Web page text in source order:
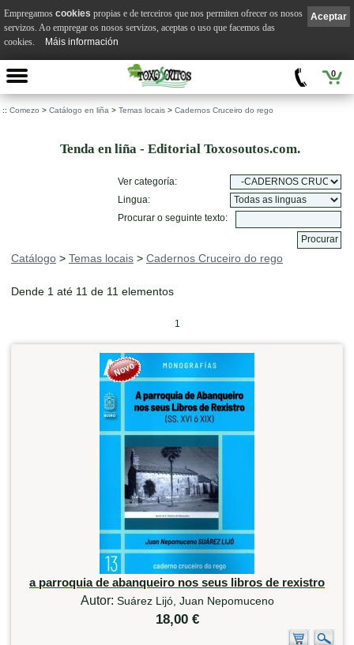
0
:: Comezo > Catálogo en liña > Temas locais > Cadernos Cruceiro do rego
Tenda en liña - Editorial Toxosoutos.com.
Ver categoría:
Lingua:
Procurar o seguinte texto:
Catálogo > Temas locais > Cadernos Cruceiro do rego
Dende 1 até 11 de 11 elementos
1
a parroquia de abanqueiro nos seus libros de rexistro
Autor: Suárez Lijó, Juan Nepomuceno
18,00 €
Aceptar
Empregamos cookies propias e de terceiros que nos permiten ofrecer os nosos
servizos. Ao empregar os nosos servizos, aceptas o uso que facemos das
cookies.
Máis información